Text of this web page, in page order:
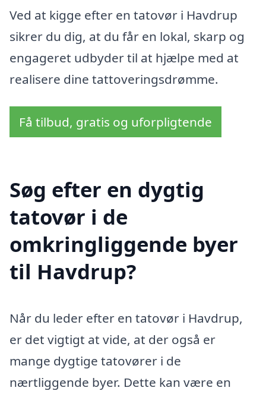
Ved at kigge efter en tatovør i Havdrup
sikrer du dig, at du får en lokal, skarp og
engageret udbyder til at hjælpe med at
realisere dine tattoveringsdrømme.
Få tilbud, gratis og uforpligtende
Søg efter en dygtig
tatovør i de
omkringliggende byer
til Havdrup?
Når du leder efter en tatovør i Havdrup,
er det vigtigt at vide, at der også er
mange dygtige tatovører i de
nærtliggende byer. Dette kan være en